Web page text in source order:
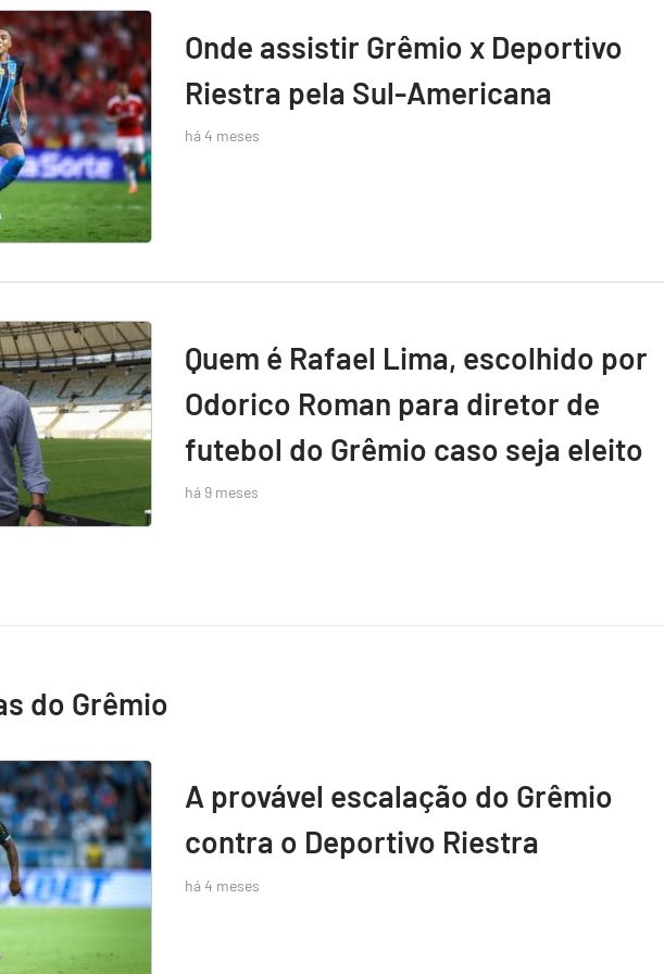
Onde assistir Grêmio x Deportivo
Riestra pela Sul-Americana
há 4 meses
Quem é Rafael Lima, escolhido por
Odorico Roman para diretor de
futebol do Grêmio caso seja eleito
há 9 meses
do Grêmio
A provável escalação do Grêmio
contra o Deportivo Riestra
há 4 meses